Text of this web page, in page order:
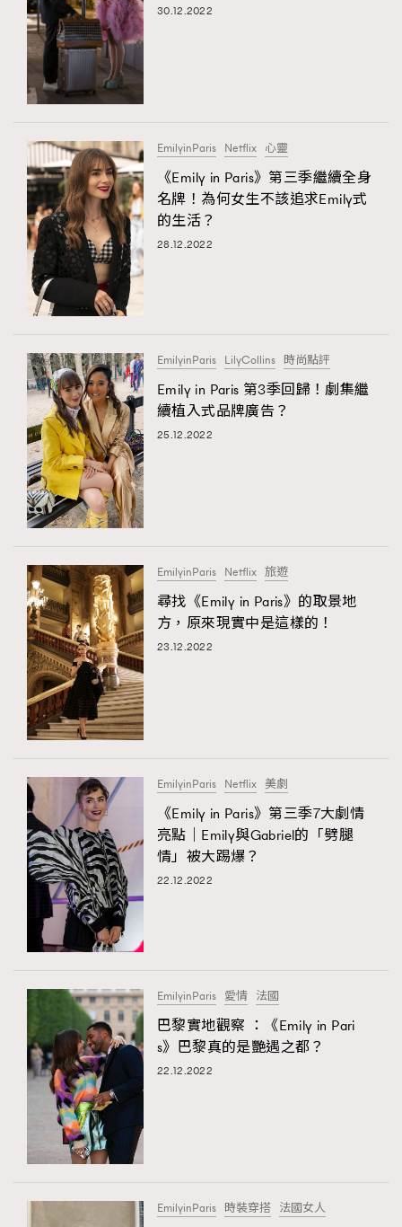
30.12.2022
EmilyinParis Netflix 心靈
《Emily in Paris》第三季繼續全身
名牌！為何女生不該追求Emily式
的生活？
28.12.2022
EmilyinParis LilyCollins 時尚點評
Emily in Paris 第3季回歸！劇集繼
續植入式品牌廣告？
25.12.2022
EmilyinParis Netflix 旅遊
尋找《Emily in Paris》的取景地
方，原來現實中是這樣的！
23.12.2022
EmilyinParis Netflix 美劇
《Emily in Paris》第三季7大劇情
亮點｜Emily與Gabriel的「劈腿
情」被大踢爆？
22.12.2022
EmilyinParis 愛情 法國
巴黎實地觀察 ：《Emily in Pari
s》巴黎真的是艷遇之都？
22.12.2022
EmilyinParis 時裝穿搭 法國女人